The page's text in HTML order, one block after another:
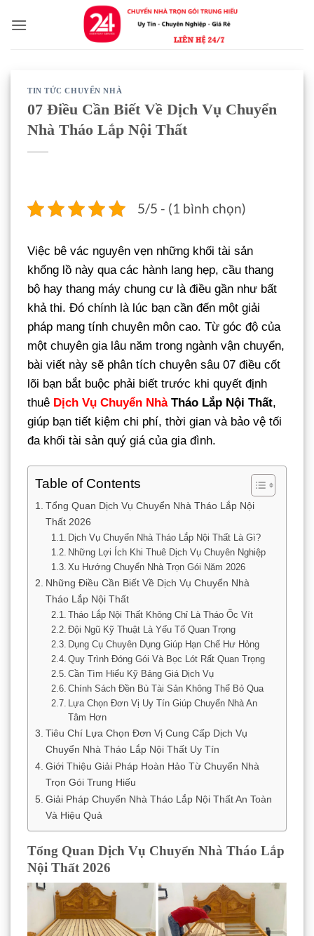
qua
TIN TỨC CHUYỂN NHÀ
07 Điều Cần Biết Về Dịch Vụ Chuyển
Nhà Tháo Lắp Nội Thất
5/5 - (1 bình chọn)
Việc bê vác nguyên vẹn những khối tài sản
khổng lồ này qua các hành lang hẹp, cầu thang
bộ hay thang máy chung cư là điều gần như bất
khả thi. Đó chính là lúc bạn cần đến một giải
pháp mang tính chuyên môn cao. Từ góc độ của
một chuyên gia lâu năm trong ngành vận chuyển,
bài viết này sẽ phân tích chuyên sâu 07 điều cốt
lõi bạn bắt buộc phải biết trước khi quyết định
thuê Dịch Vụ Chuyển NhàTháo Lắp Nội Thất,
giúp bạn tiết kiệm chi phí, thời gian và bảo vệ tối
đa khối tài sản quý giá của gia đình.
Table of Contents
Tổng Quan Dịch Vụ Chuyển Nhà Tháo Lắp Nội
Thất 2026
Dịch Vụ Chuyển Nhà Tháo Lắp Nội Thất Là Gì?
Những Lợi Ích Khi Thuê Dịch Vụ Chuyên Nghiệp
Xu Hướng Chuyển Nhà Trọn Gói Năm 2026
Những Điều Cần Biết Về Dịch Vụ Chuyển Nhà
Tháo Lắp Nội Thất
Tháo Lắp Nội Thất Không Chỉ Là Tháo Ốc Vít
Đội Ngũ Kỹ Thuật Là Yếu Tố Quan Trọng
Dụng Cụ Chuyên Dụng Giúp Hạn Chế Hư Hỏng
Quy Trình Đóng Gói Và Bọc Lót Rất Quan Trọng
Cần Tìm Hiểu Kỹ Bảng Giá Dịch Vụ
Chính Sách Đền Bù Tài Sản Không Thể Bỏ Qua
Lựa Chọn Đơn Vị Uy Tín Giúp Chuyển Nhà An
Tâm Hơn
Tiêu Chí Lựa Chọn Đơn Vị Cung Cấp Dịch Vụ
Chuyển Nhà Tháo Lắp Nội Thất Uy Tín
Giới Thiệu Giải Pháp Hoàn Hảo Từ Chuyển Nhà
Trọn Gói Trung Hiếu
Giải Pháp Chuyển Nhà Tháo Lắp Nội Thất An Toàn
Và Hiệu Quả
Tổng Quan Dịch Vụ Chuyển Nhà Tháo Lắp
Nội Thất 2026